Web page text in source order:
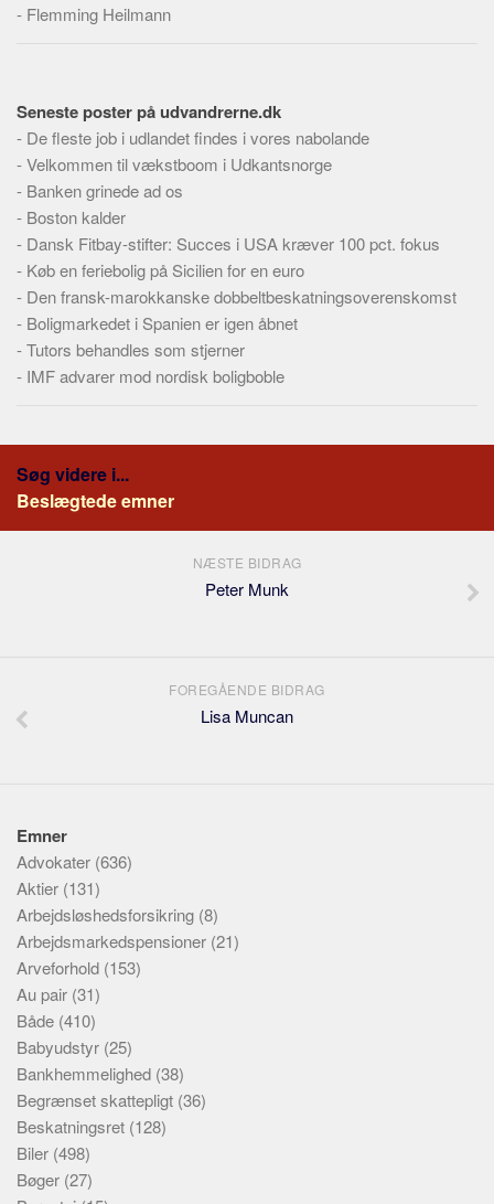
- Flemming Heilmann
Seneste poster på udvandrerne.dk
- De fleste job i udlandet findes i vores nabolande
-Velkommen til vækstboom i Udkantsnorge
- Banken grinede ad os
- Boston kalder
- Dansk Fitbay-stifter: Succes i USA kræver 100 pct. fokus
- Køb en feriebolig på Sicilien for en euro
- Den fransk-marokkanske dobbeltbeskatningsoverenskomst
- Boligmarkedet i Spanien er igen åbnet
-Tutors behandles som stjerner
- IMF advarer mod nordisk boligboble
Søg videre i...
Beslægtede emner
NÆSTE BIDRAG
Peter Munk
FOREGÅENDE BIDRAG
Lisa Muncan
Emner
Advokater (636)
Aktier (131)
Arbejdsløshedsforsikring (8)
Arbejdsmarkedspensioner (21)
Arveforhold (153)
Au pair (31)
Både (410)
Babyudstyr (25)
Bankhemmelighed (38)
Begrænset skattepligt (36)
Beskatningsret (128)
Biler (498)
Bøger (27)